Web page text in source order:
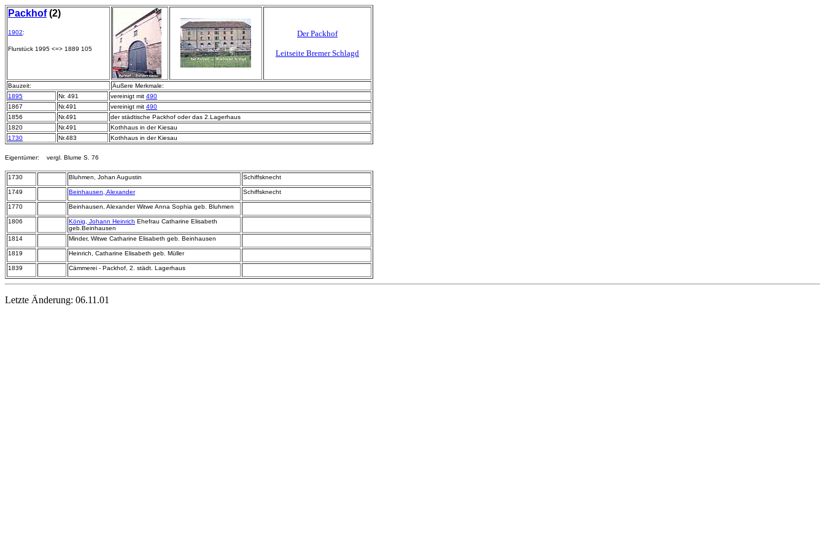
Packhof(2)
1902:
Flurstück 1995 <=> 1889 105
Der Packhof
Leitseite Bremer Schlagd
Bauzeit:
Äußere Merkmale:
1895
Nr. 491 vereinigt mit 490
1867
Nr.491 vereinigt mit 490
1856
Nr.491
der städtische Packhof oder das 2.Lagerhaus
1820
Nr.491
Kothhaus in der Kiesau
1730
Nr.483 Kothhaus in der Kiesau
Eigentümer: vergl. Blume S. 76
1730 Bluhmen, Johan Augustin Schiffsknecht
1749 Beinhausen, Alexander Schiffsknecht
1770 Beinhausen, Alexander Witwe Anna Sophia geb. Bluhmen
1806 König, Johann Heinrich Ehefrau Catharine Elisabeth
geb.Beinhausen
1814
Minder, Witwe Catharine Elisabeth geb. Beinhausen
1819 Heinrich, Catharine Elisabeth geb. Müller
1839 Cämmerei - Packhof, 2. städt. Lagerhaus
Letzte Änderung: 06.11.01